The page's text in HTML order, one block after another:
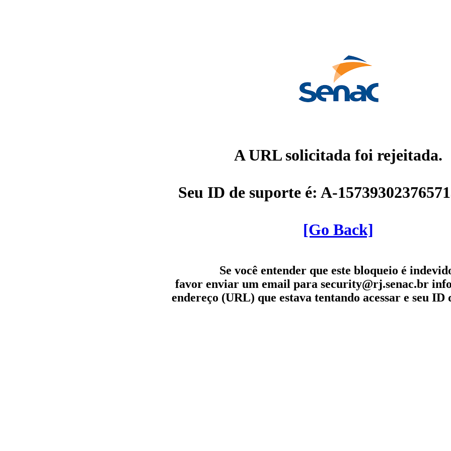
A URL solicitada foi rejeitada.
Seu ID de suporte é: A-
[Go Back]
Se você entender que este bloqueio é
favor enviar um email para security@rj.senac.br
endereço (URL) que estava tentando acessar e seu ID